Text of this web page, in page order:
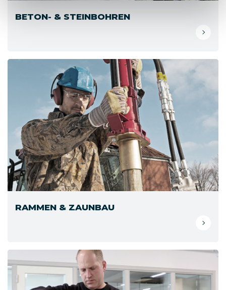
BETON- & STEINBOHREN
RAMMEN & ZAUNBAU